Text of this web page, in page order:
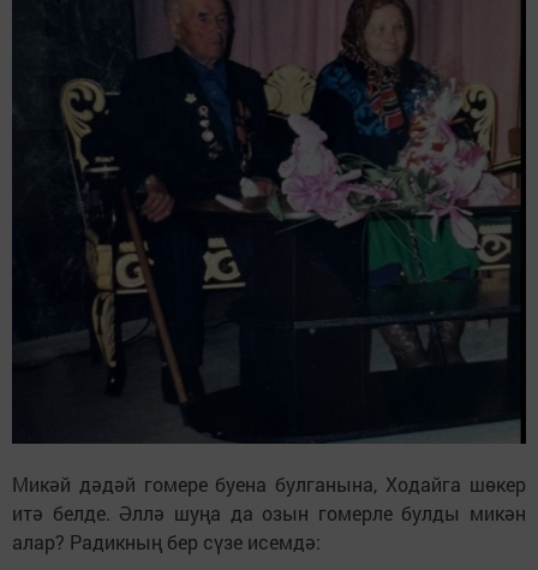
Микәй дәдәй гомере буена булганына, Ходайга шөкер
итә белде. Әллә шуңа да озын гомерле булды микән
алар? Радикның бер сүзе исемдә: